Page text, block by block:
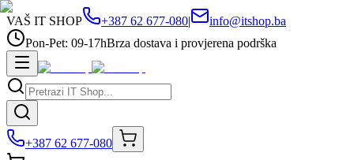
VAŠ IT SHOP +387 62 677-080|
info@itshop.ba
Pon-Pet: 09-17hBrza dostava i provjerena podrška
+387 62 677-080